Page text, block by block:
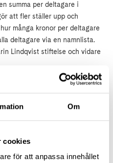
Om
cookies
för att anpassa innehållet
summa per deltagare i
att fler ställer upp och
många kronor per deltagare
deltagare via en namnlista.
Lindqvist stiftelse och vidare
eller Swish 123 900 0498,
mot ALS – Falun”, eller